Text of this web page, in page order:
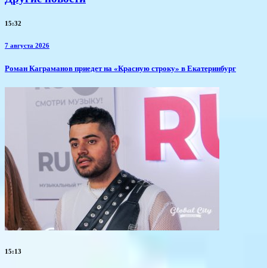
15:32
7 августа 2026
​Роман Каграманов приедет на «Красную строку» в Екатеринбург
15:13